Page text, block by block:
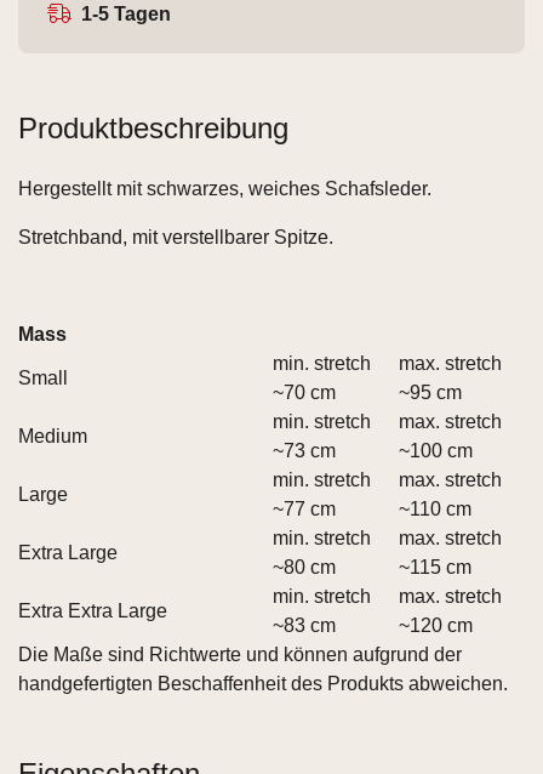
1-5 Tagen
Produktbeschreibung
Hergestellt mit schwarzes, weiches Schafsleder.
Stretchband, mit verstellbarer Spitze.
Mass
Small
min. stretch
~70 cm
max. stretch
~95 cm
Medium
min. stretch
~73 cm
max. stretch
~100 cm
Large
min. stretch
~77 cm
max. stretch
~110 cm
Extra Large
min. stretch
~80 cm
max. stretch
~115 cm
Extra Extra Large
min. stretch
~83 cm
max. stretch
~120 cm
Die Maße sind Richtwerte und können aufgrund der
handgefertigten Beschaffenheit des Produkts abweichen.